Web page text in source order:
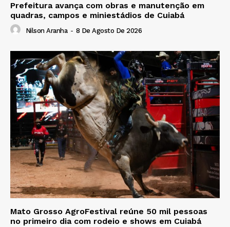
Prefeitura avança com obras e manutenção em
quadras, campos e miniestádios de Cuiabá
Nilson Aranha - 8 De Agosto De 2026
Mato Grosso AgroFestival reúne 50 mil pessoas
no primeiro dia com rodeio e shows em Cuiabá